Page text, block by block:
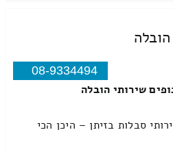
הובלה
08-9334494
שירותי הובלה
סבלות בזיתן – היכן הכי